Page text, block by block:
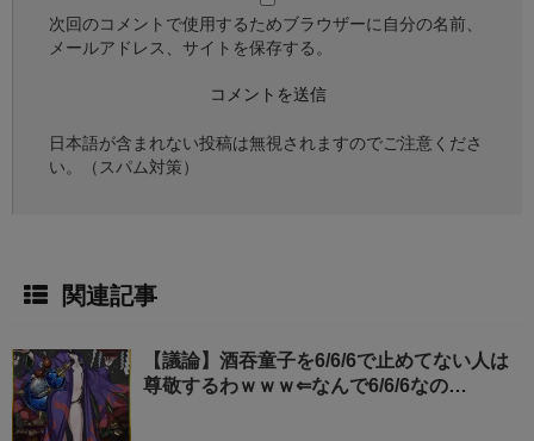
次回のコメントで使用するためブラウザーに自分の名前、
メールアドレス、サイトを保存する。
日本語が含まれない投稿は無視されますのでご注意くださ
い。（スパム対策）
関連記事
【議論】酒吞童子を6/6/6で止めてない人は
尊敬するわｗｗｗ⇐なんで6/6/6なの…